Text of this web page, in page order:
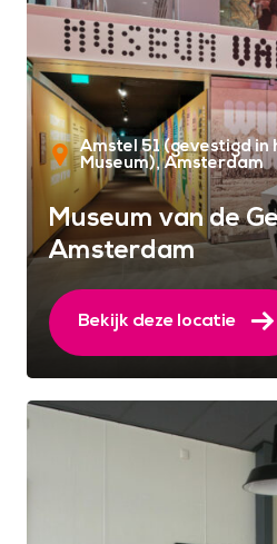
Amstel 51 (gevestigd in
Museum) Amsterdam
Museum van de
Amsterdam
Bekijk deze locatie